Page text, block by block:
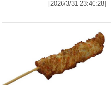
[2026/3/31 23:40:28]